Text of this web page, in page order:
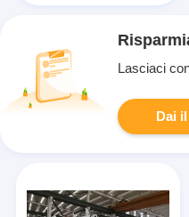
Lasciaci
Dai